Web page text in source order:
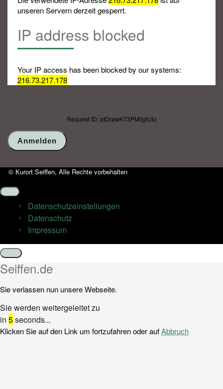
unseren Servern derzeit gesperrt.
IP address blocked
Your IP access has been blocked by our systems:
216.73.217.178
Request ID: atDrawK73PMllgfUtu
© Kurort Seiffen, Alle Rechte vorbehalten
Datenschutz­einstellungen
Datenschutz
Impressum
Schließen
Seiffen.de
Sie verlassen nun unsere Webseite.
Sie werden weitergeleitet zu
in 5seconds...
Klicken Sie auf den Link um fortzufahren oder aufAbbruch